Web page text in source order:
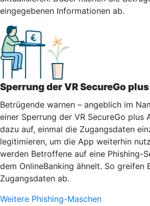
eingegebenen Informationen ab.
Sperrung der VR SecureGo
Betrügende warnen – angeblich im
einer Sperrung der VR SecureGo plus
dazu auf, einmal die Zugangsdaten
legitimieren, um die App weiterhin
werden Betroffene auf eine Phishing-
dem OnlineBanking ähnelt. So greifen
Zugangsdaten ab.
Weitere Phishing-Maschen